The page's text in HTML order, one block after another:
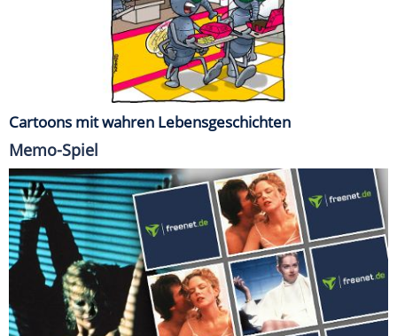
Cartoons mit wahren Lebensgeschichten
Memo-Spiel